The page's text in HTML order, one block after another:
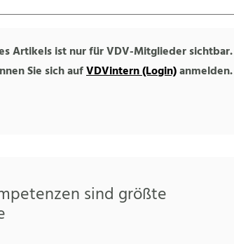
Artikels ist nur für VDV-Mitglieder sichtbar.
Sie sich aufVDVintern (Login)anmelden.
sind größte